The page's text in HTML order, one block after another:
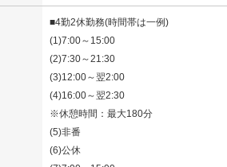
■4勤2休勤務(時間帯は一例)
(1)7:00～15:00
(2)7:30～21:30
(3)12:00～翌2:00
(4)16:00～翌2:30
※休憩時間：最大180分
(5)非番
(6)公休